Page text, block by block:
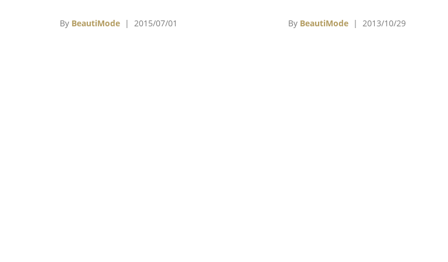
By BeautiMode | 2015/07/01
房，浴室裡備有淋浴間和浴缸，沐
By BeautiMode | 2013/10/29